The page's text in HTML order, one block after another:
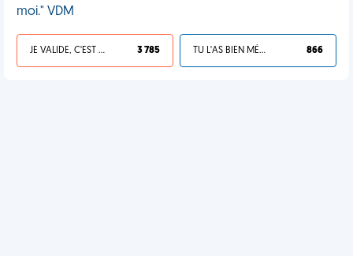
moi." VDM
JE VALIDE, C'EST UNE VDM 3 785 TU L'AS BIEN MÉRITÉ 866